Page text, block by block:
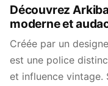
Découvrez
moderne et
Créée par un
est une police
et influence